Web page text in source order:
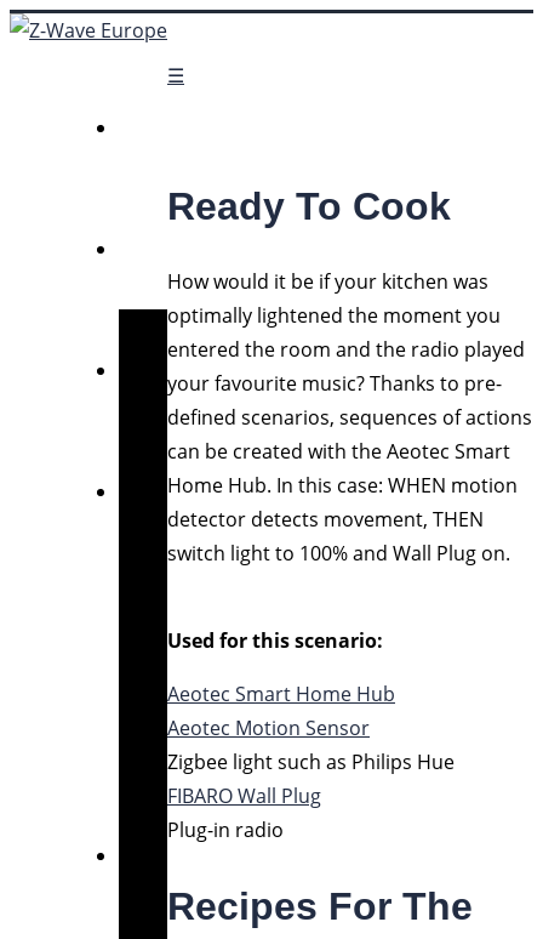
☰
Ready To Cook
How would it be if your kitchen was
optimally lightened the moment you
entered the room and the radio played
your favourite music? Thanks to pre-
defined scenarios, sequences of actions
can be created with the Aeotec Smart
Home Hub. In this case: WHEN motion
detector detects movement, THEN
switch light to 100% and Wall Plug on.
Used for this scenario:
Aeotec Smart Home Hub
Aeotec Motion Sensor
Zigbee light such as Philips Hue
FIBARO Wall Plug
Plug-in radio
Recipes For The